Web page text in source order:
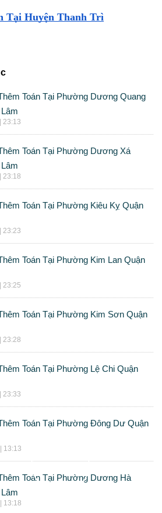
Tại Huyện Thanh Trì
Toán Tại Phường Dương Quang
23:13
Toán Tại Phường Dương Xá
23:18
Toán Tại Phường Kiêu Kỵ Quận
23:23
Toán Tại Phường Kim Lan Quận
23:25
Toán Tại Phường Kim Sơn Quận
23:28
Toán Tại Phường Lệ Chi Quận
23:33
Toán Tại Phường Đông Dư Quận
13:13
Toán Tại Phường Dương Hà
13:18